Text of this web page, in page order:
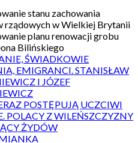
stanu zachowania
rządowych w Wielkiej Brytanii
planu renowacji grobu
Bilińskiego
ŚWIADKOWIE
EMIGRANCI. STANISŁAW
I JÓZEF
POSTĘPUJĄ UCZCIWI
POLACY Z WILEŃSZCZYZNY
ŻYDÓW